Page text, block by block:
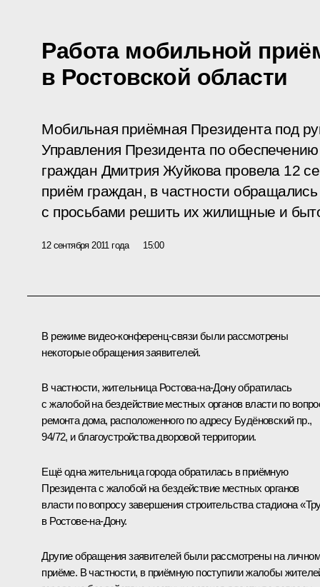
Работа мобильной
в Ростовской области
Мобильная приёмная Президента под
Управления Президента по
граждан Дмитрия Жуйкова провела 12
приём граждан, в частности
с просьбами решить их жилищные и
12 сентября 2011 года 15:00
В режиме видео-конференц-связи были рассмотрены
некоторые обращения заявителей.
В частности, жительница Ростова-на-Дону обратилась
с жалобой на бездействие местных органов власти по
ремонта дома, расположенного по адресу Будёновский пр.,
94/72, и благоустройства дворовой территории.
Ещё одна жительница города обратилась в приёмную
Президента с жалобой на бездействие местных органов
власти по вопросу завершения строительства стадиона
в Ростове-на-Дону.
Другие обращения заявителей были рассмотрены на личном
приёме. В частности, в приёмную поступили жалобы